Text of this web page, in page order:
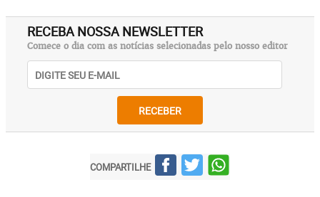
RECEBA NOSSA NEWSLETTER
Comece o dia com as notícias selecionadas pelo nosso editor
RECEBER
COMPARTILHE